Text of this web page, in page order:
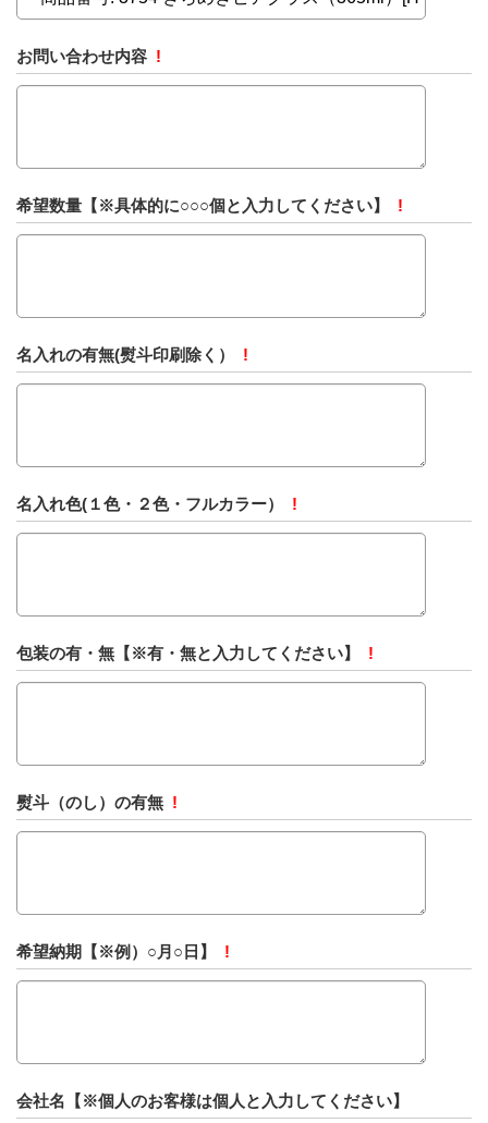
お問い合わせ内容 !
希望数量【※具体的に○○○個と入力してください】 !
名入れの有無(熨斗印刷除く） !
名入れ色(１色・２色・フルカラー） !
包装の有・無【※有・無と入力してください】 !
熨斗（のし）の有無 !
希望納期【※例）○月○日】 !
会社名【※個人のお客様は個人と入力してください】